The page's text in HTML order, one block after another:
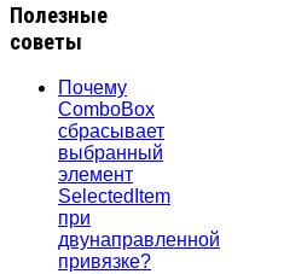
Полезные
советы
Почему
ComboBox
сбрасывает
выбранный
элемент
SelectedItem
при
двунаправленной
привязке?